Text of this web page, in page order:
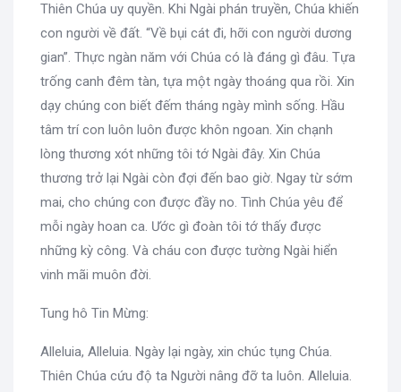
Thiên Chúa uy quyền. Khi Ngài phán truyền, Chúa khiến
con người về đất. “Về bụi cát đi, hỡi con người dương
gian”. Thực ngàn năm với Chúa có là đáng gì đâu. Tựa
trống canh đêm tàn, tựa một ngày thoáng qua rồi. Xin
dạy chúng con biết đếm tháng ngày mình sống. Hầu
tâm trí con luôn luôn được khôn ngoan. Xin chạnh
lòng thương xót những tôi tớ Ngài đây. Xin Chúa
thương trở lại Ngài còn đợi đến bao giờ. Ngay từ sớm
mai, cho chúng con được đầy no. Tình Chúa yêu để
mỗi ngày hoan ca. Ước gì đoàn tôi tớ thấy được
những kỳ công. Và cháu con được tường Ngài hiển
vinh mãi muôn đời.
Tung hô Tin Mừng:
Alleluia, Alleluia. Ngày lại ngày, xin chúc tụng Chúa.
Thiên Chúa cứu độ ta Người nâng đỡ ta luôn. Alleluia.